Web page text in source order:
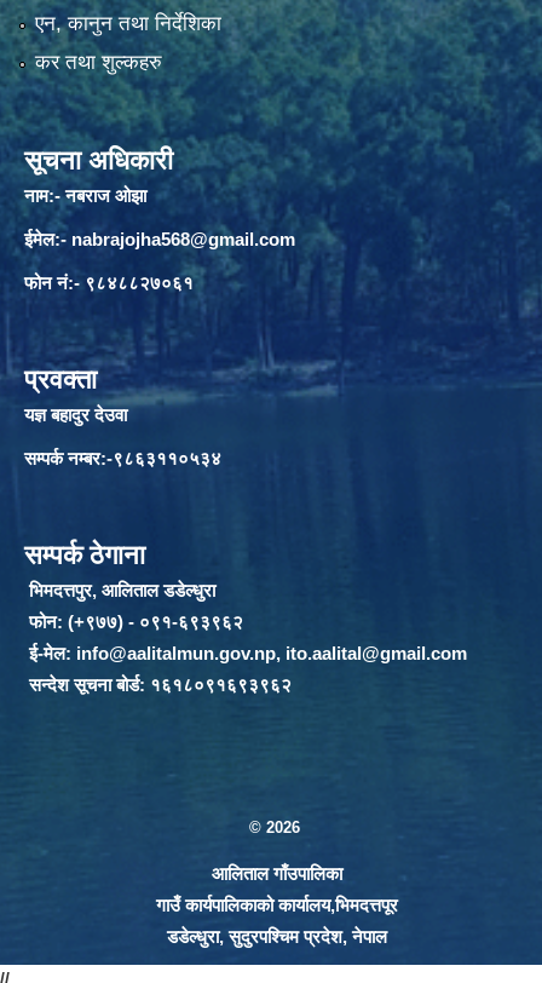
एन, कानुन तथा निर्देशिका
कर तथा शुल्कहरु
सूचना अधिकारी
नाम:- नबराज ओझा
ईमेल:- nabrajojha568@gmail.com
फोन नं:- ९८४८८२७०६१
प्रवक्ता
यज्ञ बहादुर देउवा
सम्पर्क नम्बर:-९८६३११०५३४
सम्पर्क ठेगाना
भिमदत्तपुर, आलिताल डडेल्धुरा
फोन: (+९७७) - ०९१-६९३९६२
ई-मेल: info@aalitalmun.gov.np, ito.aalital@gmail.com
सन्देश सूचना बोर्ड: १६१८०९१६९३९६२
© 2026
आलिताल गाँउपालिका
गाउँ कार्यपालिकाको कार्यालय,भिमदत्तपूर
डडेल्धुरा, सुदुरपश्चिम प्रदेश, नेपाल
//